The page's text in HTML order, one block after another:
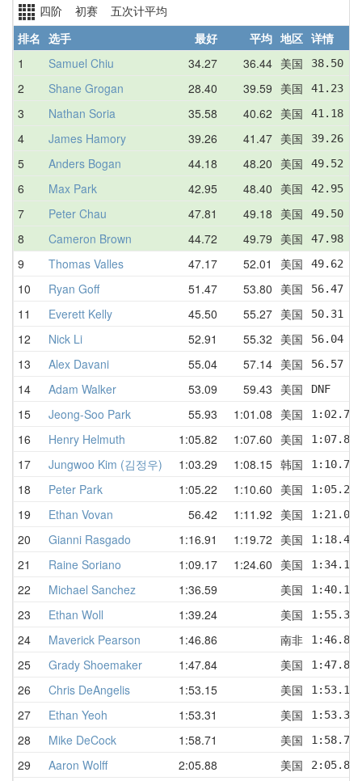
四阶 初赛 五次计平均
排名 选手 最好 平均 地区 详情
1
Samuel Chiu 34.27 36.44 美国 38.50
2 Shane Grogan 28.40 39.59 美国 41.23
3 Nathan Soria 35.58 40.62 美国 41.18
4 James Hamory 39.26 41.47 美国 39.26
5 Anders Bogan 44.18 48.20 美国 49.52
6 Max Park 42.95 48.40 美国 42.95
7 Peter Chau 47.81 49.18 美国 49.50
8 Cameron Brown 44.72 49.79 美国 47.98
9 Thomas Valles 47.17 52.01 美国 49.62
10 Ryan Goff 51.47 53.80 美国 56.47
11 Everett Kelly 45.50 55.27 美国 50.31
12 Nick Li 52.91 55.32 美国 56.04
13 Alex Davani 55.04 57.14 美国 56.57
14 Adam Walker 53.09 59.43 美国 DNF
15 Jeong-Soo Park 55.93 1:01.08 美国
16 Henry Helmuth 1:05.82 1:07.60 美国
17 Jungwoo Kim (김정우) 1:03.29 1:08.15 韩国
18 Peter Park 1:05.22 1:10.60 美国
19 Ethan Vovan 56.42 1:11.92 美国
20 Gianni Rasgado 1:16.91 1:19.72 美国
21 Raine Soriano 1:09.17 1:24.60 美国
22 Michael Sanchez 1:36.59 美国
23 Ethan Woll 1:39.24 美国
24 Maverick Pearson 1:46.86 南非 1:46.86
25 Grady Shoemaker 1:47.84 美国
26 Chris DeAngelis 1:53.15 美国
27 Ethan Yeoh 1:53.31 美国
28 Mike DeCock 1:58.71 美国
29 Aaron Wolff 2:05.88 美国